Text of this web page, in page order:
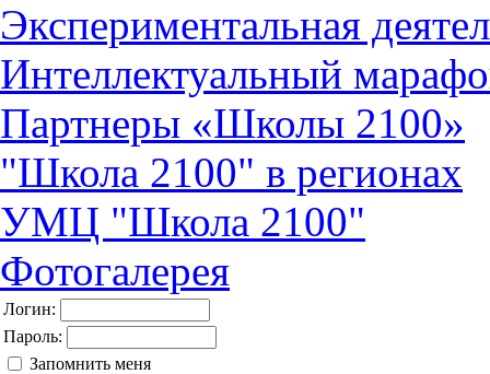
Экспериментальная
Интеллектуальный
Партнеры «Школы 2100»
"Школа 2100" в регионах
УМЦ "Школа 2100"
Фотогалерея
Логин:
Пароль:
Запомнить меня